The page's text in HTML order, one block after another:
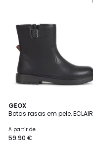
GEOX
Botas rasas em pele, ECLAIR
A partir de
59.90 €
3,5
/ 5